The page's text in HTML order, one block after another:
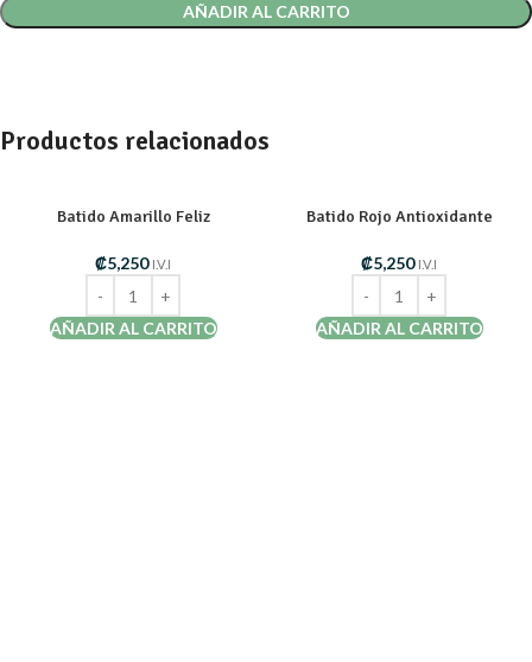
AÑADIR AL CARRITO
Productos relacionados
Batido Amarillo Feliz
₡5,250 I.V.I
AÑADIR AL CARRITO
Batido Rojo Antioxidante
₡5,250 I.V.I
AÑADIR AL CARRITO